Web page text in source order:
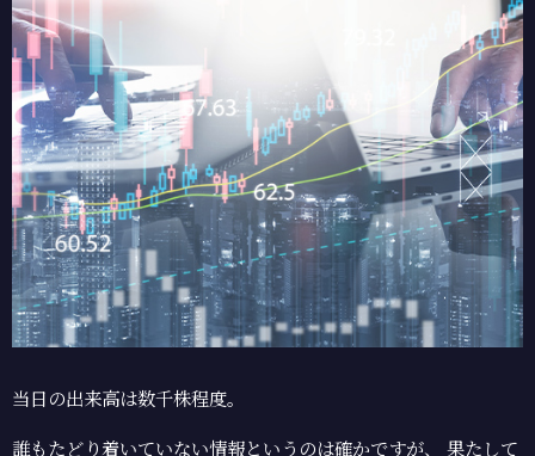
当日の出来高は数千株程度。
誰もたどり着いていない情報というのは確かですが、
果たして